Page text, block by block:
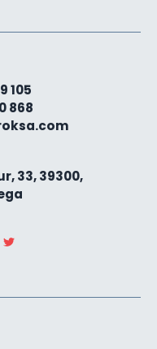
105
868
33, 39300,